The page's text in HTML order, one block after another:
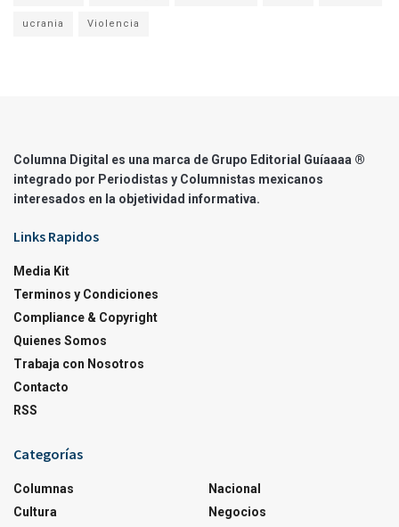
ucrania Violencia
Columna Digital es una marca de Grupo Editorial Guíaaaa ®
integrado por Periodistas y Columnistas mexicanos
interesados en la objetividad informativa.
Links Rapidos
Media Kit
Terminos y Condiciones
Compliance & Copyright
Quienes Somos
Trabaja con Nosotros
Contacto
RSS
Categorías
Columnas
Cultura
Nacional
Negocios